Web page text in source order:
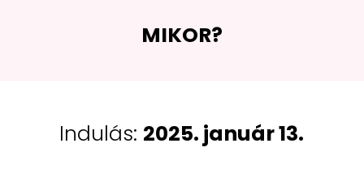
MIKOR?
Indulás: 2025. január 13.